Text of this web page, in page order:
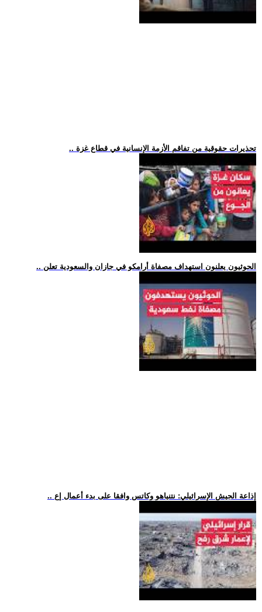
.. تحذيرات حقوقية من تفاقم الأزمة الإنسانية في قطاع غزة
.. الحوثيون يعلنون استهداف مصفاة أرامكو في جازان والسعودية تعلن
.. إذاعة الجيش الإسرائيلي: نتنياهو وكاتس وافقا على بدء أعمال إع